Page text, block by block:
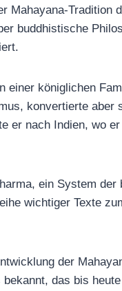
Mahayana-Tradition
buddhistische
einer königlichen
konvertierte aber
er nach Indien, wo
ein System der
wichtiger Texte
der
das bis